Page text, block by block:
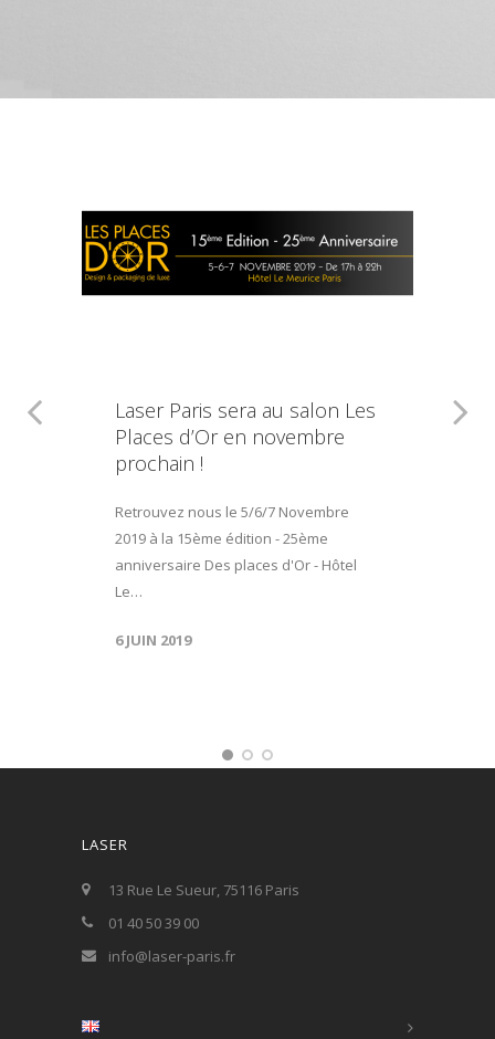
Laser Paris sera au salon Les
Places d’Or en novembre
prochain !
Retrouvez nous le 5/6/7 Novembre
2019 à la 15ème édition - 25ème
anniversaire Des places d'Or - Hôtel
Le…
6 JUIN 2019
LASER
13 Rue Le Sueur, 75116 Paris
01 40 50 39 00
info@laser-paris.fr